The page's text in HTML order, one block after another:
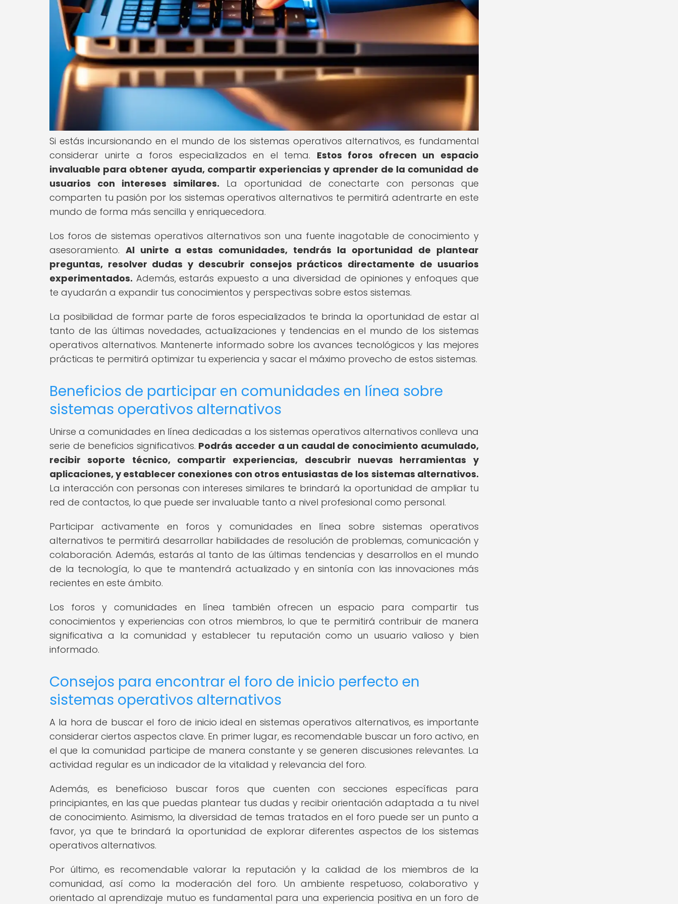
Si estás incursionando en el mundo de los sistemas operativos alternativos, es fundamental
considerar unirte a foros especializados en el tema. Estos foros ofrecen un espacio
invaluable para obtener ayuda, compartir experiencias y aprender de la comunidad de
usuarios con intereses similares. La oportunidad de conectarte con personas que
comparten tu pasión por los sistemas operativos alternativos te permitirá adentrarte en este
mundo de forma más sencilla y enriquecedora.
Los foros de sistemas operativos alternativos son una fuente inagotable de conocimiento y
asesoramiento. Al unirte a estas comunidades, tendrás la oportunidad de plantear
preguntas, resolver dudas y descubrir consejos prácticos directamente de usuarios
experimentados. Además, estarás expuesto a una diversidad de opiniones y enfoques que
te ayudarán a expandir tus conocimientos y perspectivas sobre estos sistemas.
La posibilidad de formar parte de foros especializados te brinda la oportunidad de estar al
tanto de las últimas novedades, actualizaciones y tendencias en el mundo de los sistemas
operativos alternativos. Mantenerte informado sobre los avances tecnológicos y las mejores
prácticas te permitirá optimizar tu experiencia y sacar el máximo provecho de estos sistemas.
Beneficios de participar en comunidades en línea sobre
sistemas operativos alternativos
Unirse a comunidades en línea dedicadas a los sistemas operativos alternativos conlleva una
serie de beneficios significativos. Podrás acceder a un caudal de conocimiento acumulado,
recibir soporte técnico, compartir experiencias, descubrir nuevas herramientas y
aplicaciones, y establecer conexiones con otros entusiastas de los sistemas alternativos.
La interacción con personas con intereses similares te brindará la oportunidad de ampliar tu
red de contactos, lo que puede ser invaluable tanto a nivel profesional como personal.
Participar activamente en foros y comunidades en línea sobre sistemas operativos
alternativos te permitirá desarrollar habilidades de resolución de problemas, comunicación y
colaboración. Además, estarás al tanto de las últimas tendencias y desarrollos en el mundo
de la tecnología, lo que te mantendrá actualizado y en sintonía con las innovaciones más
recientes en este ámbito.
Los foros y comunidades en línea también ofrecen un espacio para compartir tus
conocimientos y experiencias con otros miembros, lo que te permitirá contribuir de manera
significativa a la comunidad y establecer tu reputación como un usuario valioso y bien
informado.
Consejos para encontrar el foro de inicio perfecto en
sistemas operativos alternativos
A la hora de buscar el foro de inicio ideal en sistemas operativos alternativos, es importante
considerar ciertos aspectos clave. En primer lugar, es recomendable buscar un foro activo, en
el que la comunidad participe de manera constante y se generen discusiones relevantes. La
actividad regular es un indicador de la vitalidad y relevancia del foro.
Además, es beneficioso buscar foros que cuenten con secciones específicas para
principiantes, en las que puedas plantear tus dudas y recibir orientación adaptada a tu nivel
de conocimiento. Asimismo, la diversidad de temas tratados en el foro puede ser un punto a
favor, ya que te brindará la oportunidad de explorar diferentes aspectos de los sistemas
operativos alternativos.
Por último, es recomendable valorar la reputación y la calidad de los miembros de la
comunidad, así como la moderación del foro. Un ambiente respetuoso, colaborativo y
orientado al aprendizaje mutuo es fundamental para una experiencia positiva en un foro de